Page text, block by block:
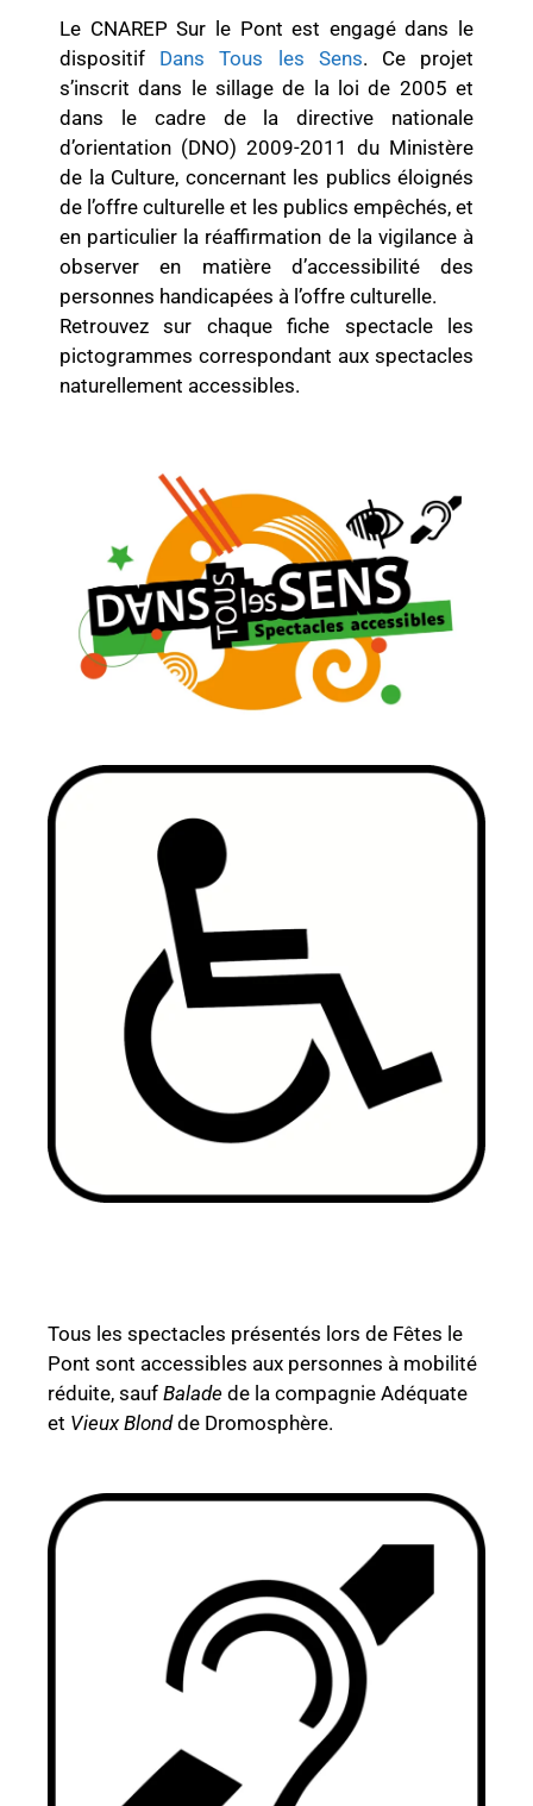
Le CNAREP Sur le Pont est engagé dans le
dispositif Dans Tous les Sens. Ce projet
s’inscrit dans le sillage de la loi de 2005 et
dans le cadre de la directive nationale
d’orientation (DNO) 2009-2011 du Ministère
de la Culture, concernant les publics éloignés
de l’offre culturelle et les publics empêchés, et
en particulier la réaffirmation de la vigilance à
observer en matière d’accessibilité des
personnes handicapées à l’offre culturelle.
Retrouvez sur chaque fiche spectacle les
pictogrammes correspondant aux spectacles
naturellement accessibles.
Tous les spectacles présentés lors de Fêtes le
Pont sont accessibles aux personnes à mobilité
réduite, sauf Balade de la compagnie Adéquate
et Vieux Blondde Dromosphère.